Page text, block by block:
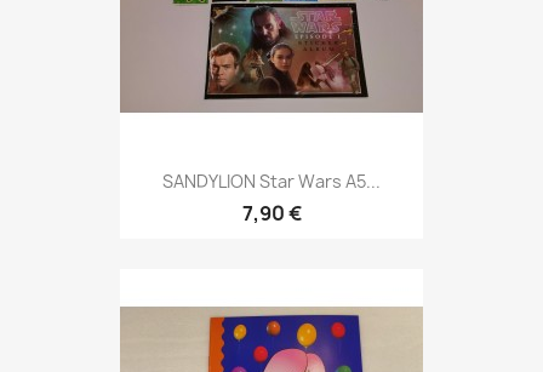
SANDYLION Star Wars A5...
7,90 €